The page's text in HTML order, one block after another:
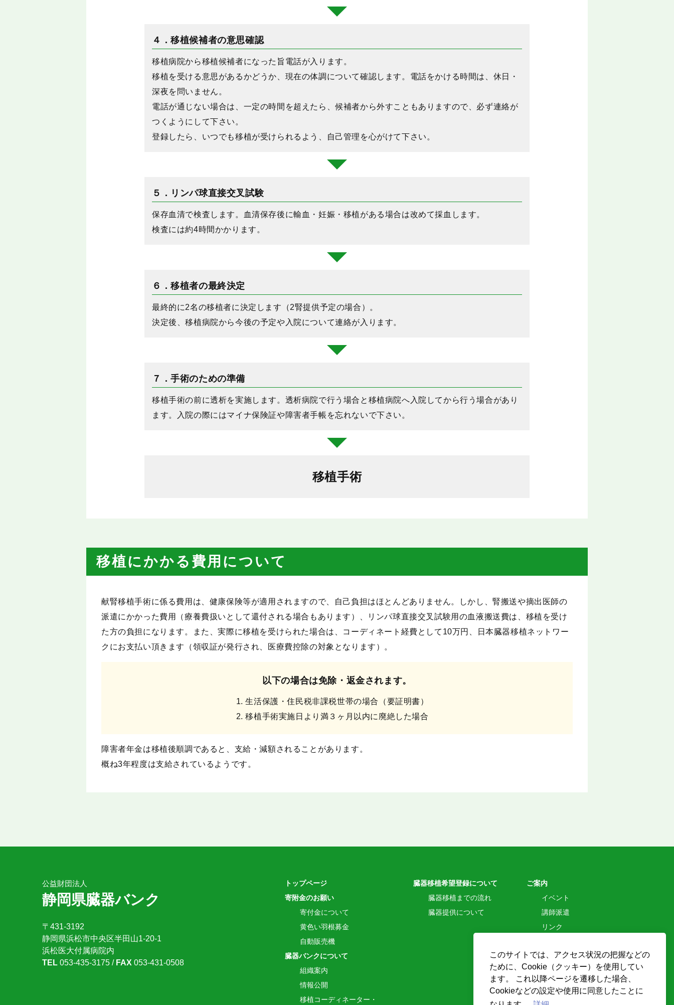
このサイトでは、アクセス状況の把握などの
ために、Cookie（クッキー）を使用してい
ます。 これ以降ページを遷移した場合、
Cookieなどの設定や使用に同意したことに
JOT
臓器提供
登録はこちら
４．移植候補者の意思確認
移植病院から移植候補者になった旨電話が入ります。
移植を受ける意思があるかどうか、現在の体調について確認します。電話をかける時間は、休日・
深夜を問いません。
電話が通じない場合は、一定の時間を超えたら、候補者から外すこともありますので、必ず連絡が
つくようにして下さい。
登録したら、いつでも移植が受けられるよう、自己管理を心がけて下さい。
５．リンパ球直接交叉試験
保存血清で検査します。血清保存後に輸血・妊娠・移植がある場合は改めて採血します。
検査には約4時間かかります。
６．移植者の最終決定
最終的に2名の移植者に決定します（2腎提供予定の場合）。
決定後、移植病院から今後の予定や入院について連絡が入ります。
７．手術のための準備
移植手術の前に透析を実施します。透析病院で行う場合と移植病院へ入院してから行う場合があり
ます。入院の際にはマイナ保険証や障害者手帳を忘れないで下さい。
移植手術
移植にかかる費用について
献腎移植手術に係る費用は、健康保険等が適用されますので、自己負担はほとんどありません。しかし、腎搬送や摘出医師の
派遣にかかった費用（療養費扱いとして還付される場合もあります）、リンパ球直接交叉試験用の血液搬送費は、移植を受け
た方の負担になります。また、実際に移植を受けられた場合は、コーディネート経費として10万円、日本臓器移植ネットワー
クにお支払い頂きます（領収証が発行され、医療費控除の対象となります）。
以下の場合は免除・返金されます。
生活保護・住民税非課税世帯の場合（要証明書）
移植手術実施日より満３ヶ月以内に廃絶した場合
障害者年金は移植後順調であると、支給・減額されることがあります。
概ね3年程度は支給されているようです。
公益財団法人
静岡県臓器バンク
〒431-3192
静岡県浜松市中央区半田山1-20-1
浜松医大付属病院内
TEL 053-435-3175 / FAX 053-431-0508
トップページ
寄附金のお願い
寄付金について
黄色い羽根募金
自動販売機
臓器バンクについて
組織案内
情報公開
移植コーディネーター・
臓器移植希望登録について
臓器移植までの流れ
臓器提供について
ご案内
イベント
講師派遣
リンク
クッキーポリシー
院内移植コーディネーターブログ